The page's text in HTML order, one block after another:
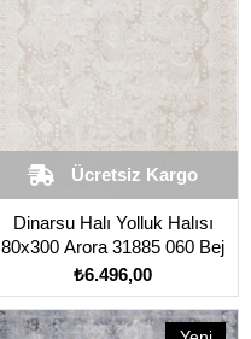
Dinarsu Halı Yolluk Halısı
80x300 Arora 31885 060 Bej
₺6.496,00
Ücretsiz Kargo